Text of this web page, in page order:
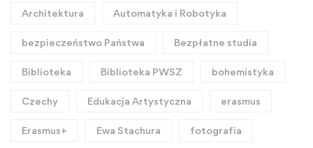
Architektura Automatyka i Robotyka
bezpieczeństwo Państwa Bezpłatne studia
Biblioteka Biblioteka PWSZ bohemistyka
Czechy Edukacja Artystyczna erasmus
Erasmus+ Ewa Stachura fotografia